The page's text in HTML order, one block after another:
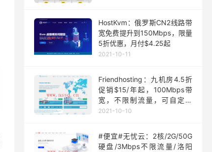
HostKvm：俄罗斯CN2线路带
宽免费提升到150Mbps，限量
5折优惠，月付$4.25起
2021-10-11
Friendhosting：九机房4.5折
促销$15/年起，100Mbps带
宽，不限制流量，可自定义
ISO
2021-10-10
#便宜#无忧云：2核/2G/50G
硬盘/3Mbps不限流量/洛阳